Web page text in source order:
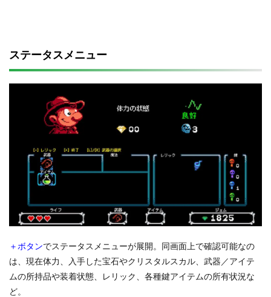
ステータスメニュー
＋ボタンでステータスメニューが展開。同画面上で確認可能なの
は、現在体力、入手した宝石やクリスタルスカル、武器／アイテ
ムの所持品や装着状態、レリック、各種鍵アイテムの所有状況な
ど。